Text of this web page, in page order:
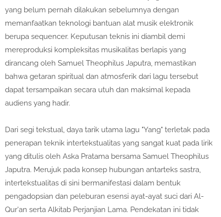
yang belum pernah dilakukan sebelumnya dengan
memanfaatkan teknologi bantuan alat musik elektronik
berupa sequencer. Keputusan teknis ini diambil demi
mereproduksi kompleksitas musikalitas berlapis yang
dirancang oleh Samuel Theophilus Japutra, memastikan
bahwa getaran spiritual dan atmosferik dari lagu tersebut
dapat tersampaikan secara utuh dan maksimal kepada
audiens yang hadir.
Dari segi tekstual, daya tarik utama lagu "Yang" terletak pada
penerapan teknik intertekstualitas yang sangat kuat pada lirik
yang ditulis oleh Aska Pratama bersama Samuel Theophilus
Japutra. Merujuk pada konsep hubungan antarteks sastra,
intertekstualitas di sini bermanifestasi dalam bentuk
pengadopsian dan peleburan esensi ayat-ayat suci dari Al-
Qur'an serta Alkitab Perjanjian Lama. Pendekatan ini tidak